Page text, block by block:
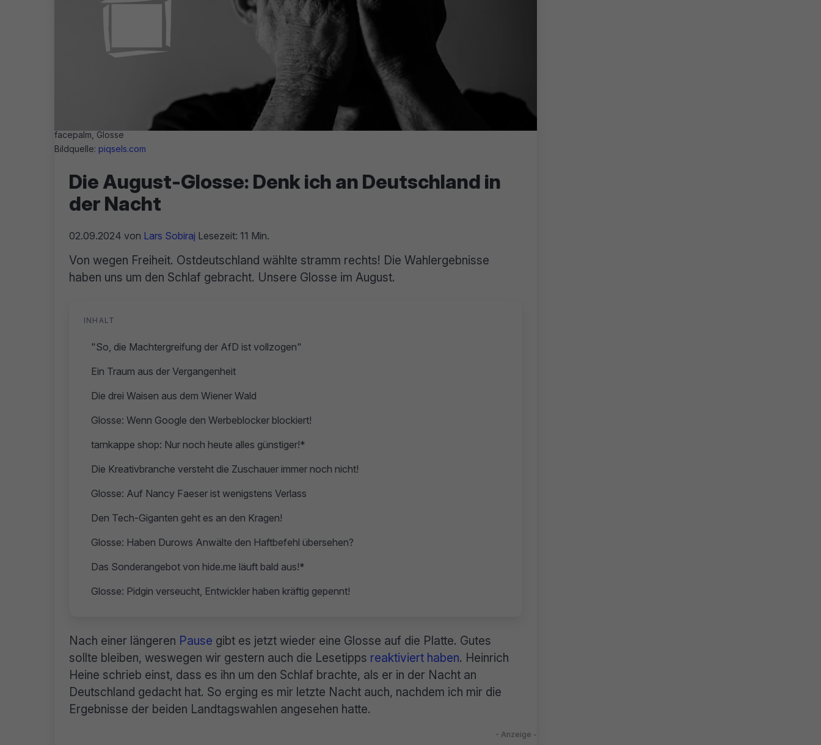
facepalm, Glosse
Bildquelle: piqsels.com
Die August-Glosse: Denk ich an Deutschland in
der Nacht
02.09.2024 von Lars Sobiraj Lesezeit: 11 Min.
Von wegen Freiheit. Ostdeutschland wählte stramm rechts! Die Wahlergebnisse
haben uns um den Schlaf gebracht. Unsere Glosse im August.
INHALT
"So, die Machtergreifung der AfD ist vollzogen"
Ein Traum aus der Vergangenheit
Die drei Waisen aus dem Wiener Wald
Glosse: Wenn Google den Werbeblocker blockiert!
tarnkappe shop: Nur noch heute alles günstiger!*
Die Kreativbranche versteht die Zuschauer immer noch nicht!
Glosse: Auf Nancy Faeser ist wenigstens Verlass
Den Tech-Giganten geht es an den Kragen!
Glosse: Haben Durows Anwälte den Haftbefehl übersehen?
Das Sonderangebot von hide.me läuft bald aus!*
Glosse: Pidgin verseucht, Entwickler haben kräftig gepennt!
Nach einer längeren Pause gibt es jetzt wieder eine Glosse auf die Platte. Gutes
sollte bleiben, weswegen wir gestern auch die Lesetipps reaktiviert haben. Heinrich
Heine schrieb einst, dass es ihn um den Schlaf brachte, als er in der Nacht an
Deutschland gedacht hat. So erging es mir letzte Nacht auch, nachdem ich mir die
Ergebnisse der beiden Landtagswahlen angesehen hatte.